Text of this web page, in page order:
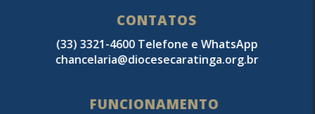
CONTATOS
(33) 3321-4600 Telefone e WhatsApp
chancelaria@diocesecaratinga.org.br
FUNCIONAMENTO